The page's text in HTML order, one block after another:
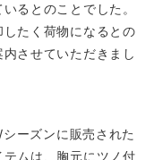
るとのことでした。
たく荷物になるとの
させていただきまし
ーズンに販売された
ムは、胸元にツノ付